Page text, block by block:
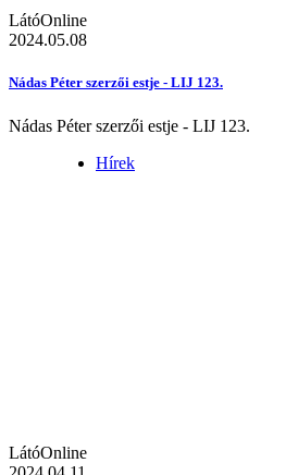
LátóOnline
2024.05.08
Nádas Péter szerzői estje - LIJ 123.
Nádas Péter szerzői estje - LIJ 123.
Hírek
LátóOnline